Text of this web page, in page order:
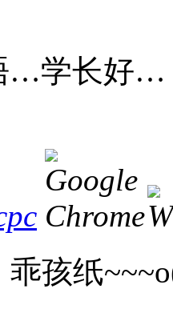
…学长好…
乖孩纸